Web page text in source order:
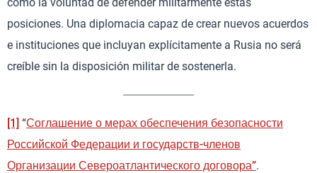
posiciones. Una diplomacia capaz de crear nuevos acuerdos
e instituciones que incluyan explícitamente a Rusia no será
creíble sin la disposición militar de sostenerla.
[1] “Соглашение о мерах обеспечения безопасности
Российской Федерации и государств-членов
Организации Североатлантического договора”.